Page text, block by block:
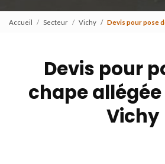
Accueil Secteur Vichy Devis pour pose
Devis pour
chape
Vichy